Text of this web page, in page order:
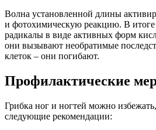
Волна установленной длины
и фотохимическую реакцию. В итоге
радикалы в виде активных форм
они вызывают необратимые
клеток – они погибают.
Профилактические
Грибка ног и ногтей можно
следующие рекомендации: